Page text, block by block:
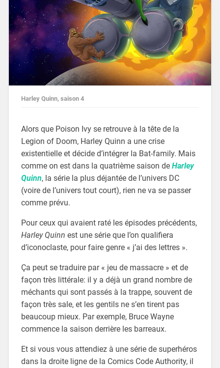
Harley Quinn, saison 4
Alors que Poison Ivy se retrouve à la tête de la
Legion of Doom, Harley Quinn a une crise
existentielle et décide d’intégrer la Bat-family. Mais
comme on est dans la quatrième saison de Harley
Quinn, la série la plus déjantée de l’univers DC
(voire de l’univers tout court), rien ne va se passer
comme prévu.
Pour ceux qui avaient raté les épisodes précédents,
Harley Quinn est une série que l’on qualifiera
d’iconoclaste, pour faire genre « j’ai des lettres ».
Ça peut se traduire par « jeu de massacre » et de
façon très littérale: il y a déjà un grand nombre de
méchants qui sont passés à la trappe, souvent de
façon très sale, et les gentils ne s’en tirent pas
beaucoup mieux. Par exemple, Bruce Wayne
commence la saison derrière les barreaux.
Et si vous vous attendiez à une série de superhéros
dans la droite ligne de la Comics Code Authority, il